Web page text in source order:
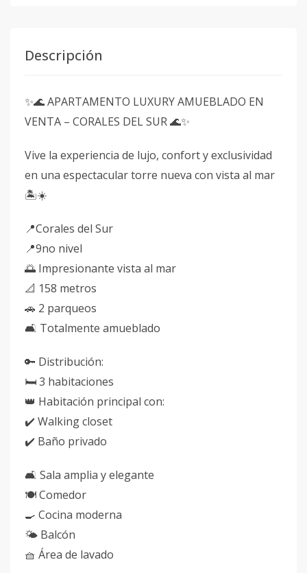
Descripción
✨🌊 APARTAMENTO LUXURY AMUEBLADO EN
VENTA – CORALES DEL SUR 🌊✨
Vive la experiencia de lujo, confort y exclusividad
en una espectacular torre nueva con vista al mar
🏝️☀️
📍Corales del Sur
📍9no nivel
🌅 Impresionante vista al mar
📐 158 metros
🚗 2 parqueos
🛋️ Totalmente amueblado
🔑 Distribución:
🛏️ 3 habitaciones
👑 Habitación principal con:
✔️ Walking closet
✔️ Baño privado
🛋️ Sala amplia y elegante
🍽️ Comedor
🍳 Cocina moderna
🌤️ Balcón
🧺 Área de lavado